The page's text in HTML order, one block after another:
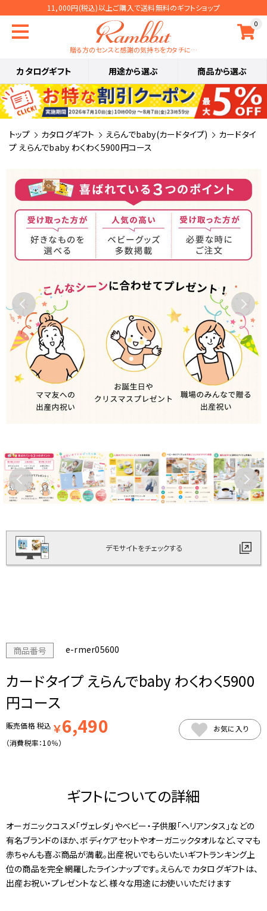
11,000円(税込)以上ご購入で送料無料のギフトショップ
0
贈る方のセンスと感謝の気持ちをカタチに…
カタログギフト 用途から選ぶ 商品から選ぶ
トップ カタログギフト えらんでbaby(カードタイプ)
カードタイ
プ えらんでbaby わくわく5900円コース
デモサイトをチェックする
商品番号 e-rmer05600
カードタイプ えらんでbaby わくわく5900
円コース
販売価格税込 ￥6,490
（消費税率：10％）
お気に入り
ギフトについての詳細
オーガニックコスメ「ヴェレダ」やベビー・子供服「ヘリアンタス」などの
有名ブランドのほか、ボディケアセットやオーガニックタオルなど、ママも
赤ちゃんも喜ぶ商品が満載。出産祝いでもらいたいギフトランキング上
位の商品を完全網羅したラインナップです。えらんで カタログギフトは、
出産お祝い・プレゼントなど、様々な用途にお使いいただけます